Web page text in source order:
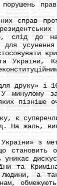
справ
слід до
друку» і
за
пізніше
є
На жаль,
з
становить
уникає
та
а